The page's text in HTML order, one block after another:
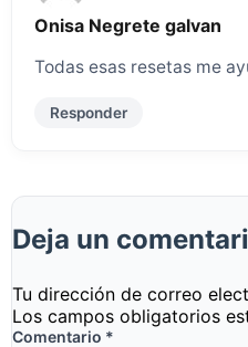
Onisa Negrete galvan
Todas esas resetas me
Responder
Deja un
Tu dirección de correo
Los campos obligatorios
Comentario *